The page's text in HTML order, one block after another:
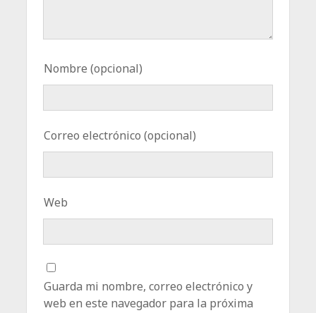
Nombre (opcional)
Correo electrónico (opcional)
Web
Guarda mi nombre, correo electrónico y
web en este navegador para la próxima